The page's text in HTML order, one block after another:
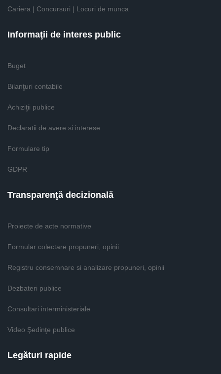
Cariera | Concursuri | Locuri de munca
Informaţii de interes public
Buget
Bilanţuri contabile
Achiziţii publice
Declaratii de avere si interese
Formulare tip
GDPR
Transparenţă decizională
Proiecte de acte normative
Formular colectare propuneri, opinii
Registru consemnare si analizare propuneri, opinii
Dezbateri publice
Consultari interministeriale
Video Şedinţe publice
Legături rapide